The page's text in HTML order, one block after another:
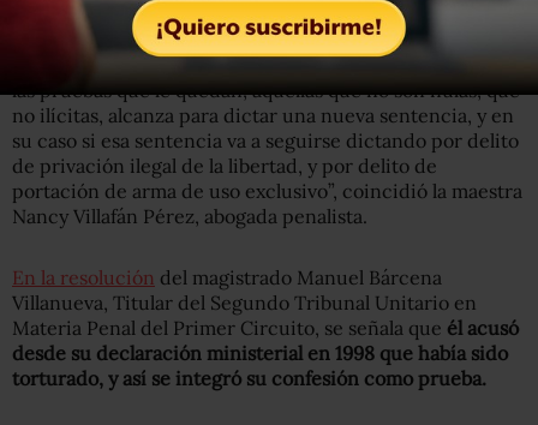
“Se devuelve el asunto al juzgado de primera instancia
que dictó en aquel entonces la sentencia, para que dicte
ahora una nueva,en donde tendrá que determinar si con
las pruebas que le quedan, aquellas que no son nulas, que
no ilícitas, alcanza para dictar una nueva sentencia, y en
su caso si esa sentencia va a seguirse dictando por delito
de privación ilegal de la libertad, y por delito de
portación de arma de uso exclusivo”, coincidió la maestra
Nancy Villafán Pérez, abogada penalista.
En la resolución del magistrado Manuel Bárcena
Villanueva, Titular del Segundo Tribunal Unitario en
Materia Penal del Primer Circuito, se señala que él acusó
desde su declaración ministerial en 1998 que había sido
torturado, y así se integró su confesión como prueba.